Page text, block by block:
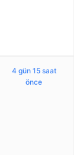
4 gün 15 saat
önce